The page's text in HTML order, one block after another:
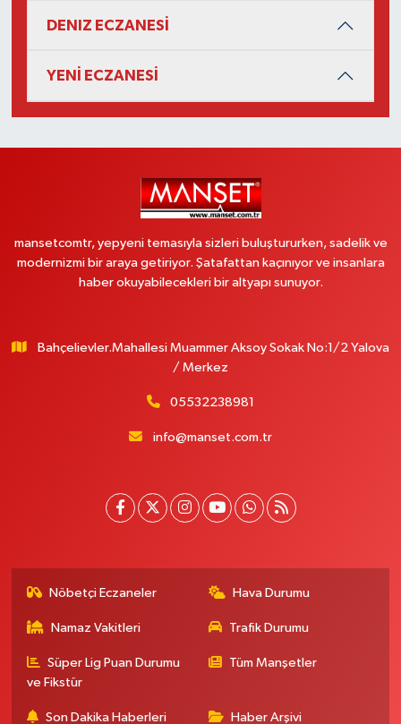
DENIZ ECZANESİ
YENİ ECZANESİ
mansetcomtr, yepyeni temasıyla sizleri buluştururken, sadelik ve
modernizmi bir araya getiriyor. Şatafattan kaçınıyor ve insanlara
haber okuyabilecekleri bir altyapı sunuyor.
Bahçelievler.Mahallesi Muammer Aksoy Sokak No:1/2 Yalova
/ Merkez
05532238981
info@manset.com.tr
Nöbetçi Eczaneler Hava Durumu
Namaz Vakitleri Trafik Durumu
Süper Lig Puan Durumu
ve Fikstür
Tüm Manşetler
Son Dakika Haberleri Haber Arşivi